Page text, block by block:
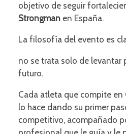
objetivo de seguir
Strongman en España.
La filosofía del evento es
no se trata solo de levantar
futuro.
Cada atleta que compite en
lo hace dando su primer
competitivo, acompañado